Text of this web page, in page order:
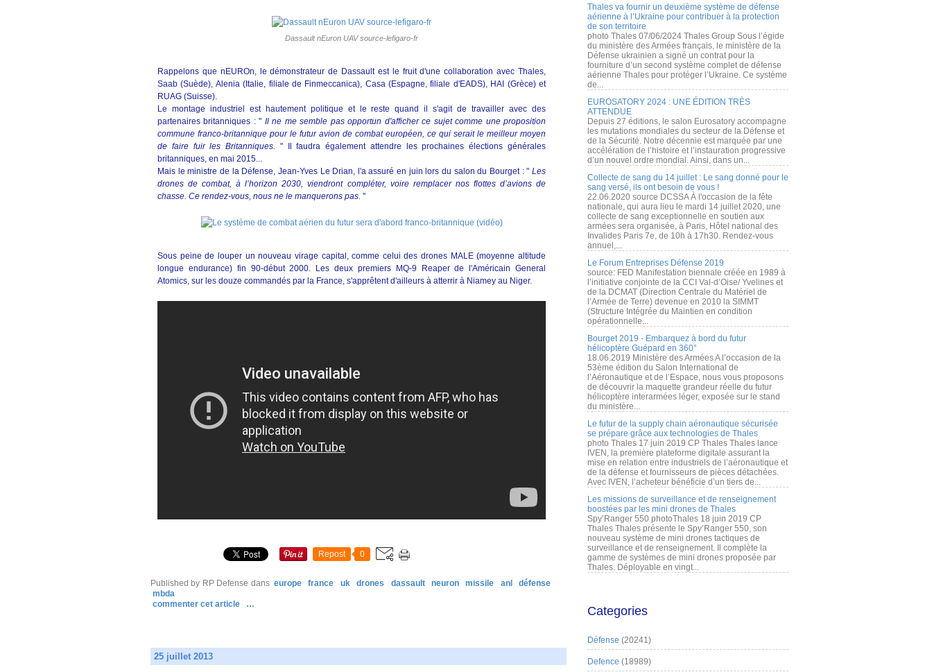
Dassault nEuron UAV source-lefigaro-fr
Rappelons que nEUROn, le démonstrateur de Dassault est le fruit d'une collaboration avec Thales,
Saab (Suède), Alenia (Italie, filiale de Finmeccanica), Casa (Espagne, filiale d'EADS), HAI (Grèce) et
RUAG (Suisse).
Le montage industriel est hautement politique et le reste quand il s'agit de travailler avec des
partenaires britanniques : " Il ne me semble pas opportun d'afficher ce sujet comme une proposition
commune franco-britannique pour le futur avion de combat européen, ce qui serait le meilleur moyen
de faire fuir les Britanniques. " Il faudra également attendre les prochaines élections générales
britanniques, en mai 2015...
Mais le ministre de la Défense, Jean-Yves Le Drian, l'a assuré en juin lors du salon du Bourget : " Les
drones de combat, à l’horizon 2030, viendront compléter, voire remplacer nos flottes d’avions de
chasse. Ce rendez-vous, nous ne le manquerons pas. "
Sous peine de louper un nouveau virage capital, comme celui des drones MALE (moyenne altitude
longue endurance) fin 90-début 2000. Les deux premiers MQ-9 Reaper de l'Américain General
Atomics, sur les douze commandés par la France, s'apprêtent d'ailleurs à atterrir à Niamey au Niger.
Repost 0
Published by RP Defense dans europe france uk drones dassault neuron missile anl
défense
mbda
commenter cet article
…
25 juillet 2013
Thales va fournir un deuxième système de défense
aérienne à l’Ukraine pour contribuer à la protection
de son territoire
photo Thales 07/06/2024 Thales Group Sous l’égide
du ministère des Armées français, le ministère de la
Défense ukrainien a signé un contrat pour la
fourniture d’un second système complet de défense
aérienne Thales pour protéger l’Ukraine. Ce système
de...
EUROSATORY 2024 : UNE ÉDITION TRÈS
ATTENDUE
Depuis 27 éditions, le salon Eurosatory accompagne
les mutations mondiales du secteur de la Défense et
de la Sécurité. Notre décennie est marquée par une
accélération de l’histoire et l’instauration progressive
d’un nouvel ordre mondial. Ainsi, dans un...
Collecte de sang du 14 juillet : Le sang donné pour le
sang versé, ils ont besoin de vous !
22.06.2020 source DCSSA À l'occasion de la fête
nationale, qui aura lieu le mardi 14 juillet 2020, une
collecte de sang exceptionnelle en soutien aux
armées sera organisée, à Paris, Hôtel national des
Invalides Paris 7e, de 10h à 17h30. Rendez-vous
annuel,...
Le Forum Entreprises Défense 2019
source: FED Manifestation biennale créée en 1989 à
l’initiative conjointe de la CCI Val-d’Oise/ Yvelines et
de la DCMAT (Direction Centrale du Matériel de
l’Armée de Terre) devenue en 2010 la SIMMT
(Structure Intégrée du Maintien en condition
opérationnelle...
Bourget 2019 - Embarquez à bord du futur
hélicoptère Guépard en 360°
18.06.2019 Ministère des Armées A l’occasion de la
53ème édition du Salon International de
l’Aéronautique et de l’Espace, nous vous proposons
de découvrir la maquette grandeur réelle du futur
hélicoptère interarmées léger, exposée sur le stand
du ministère...
Le futur de la supply chain aéronautique sécurisée
se prépare grâce aux technologies de Thales
photo Thales 17 juin 2019 CP Thales Thales lance
IVEN, la première plateforme digitale assurant la
mise en relation entre industriels de l’aéronautique et
de la défense et fournisseurs de pièces détachées.
Avec IVEN, l’acheteur bénéficie d’un tiers de...
Les missions de surveillance et de renseignement
boostées par les mini drones de Thales
Spy’Ranger 550 photoThales 18 juin 2019 CP
Thales Thales présente le Spy’Ranger 550, son
nouveau système de mini drones tactiques de
surveillance et de renseignement. Il complète la
gamme de systèmes de mini drones proposée par
Thales. Déployable en vingt...
Categories
Défense (20241)
Defence (18989)